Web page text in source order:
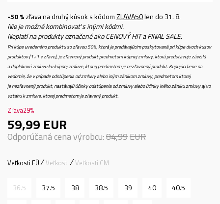
-50 %zľava na druhý kúsok s kódomZLAVA50len do 31. 8.
Nie je možné kombinovať s inými kódmi.
Neplatí na produkty označené ako CENOVÝ HIT a FINAL SALE.
Pri kúpe uvedeného produktu so zľavou 50%, ktorá je predávajúcim poskytovaná pri kúpe dvoch kusov
produktov (1+1 v zľave), je zľavnený produkt predmetom kúpnej zmluvy, ktorá predstavuje závislú
a doplnkovú zmluvu ku kúpnej zmluve, ktorej predmetom je nezľavnený produkt. Kupujúci berie na
vedomie, že v prípade odstúpenia od zmluvy alebo iným zánikom zmluvy, predmetom ktorej
je nezľavnený produkt, nastávajú účinky odstúpenia od zmluvy alebo účinky iného zániku zmluvy aj vo
vzťahu k zmluve, ktorej predmetom je zľavený produkt.
Zľava29%
59,99 EUR
Odporúčaná cena výrobcu:84,99EUR
Veľkosti EÚ Veľkosti Veľkosti CM
36.5 37.5 38 38.5 39 40 40.5